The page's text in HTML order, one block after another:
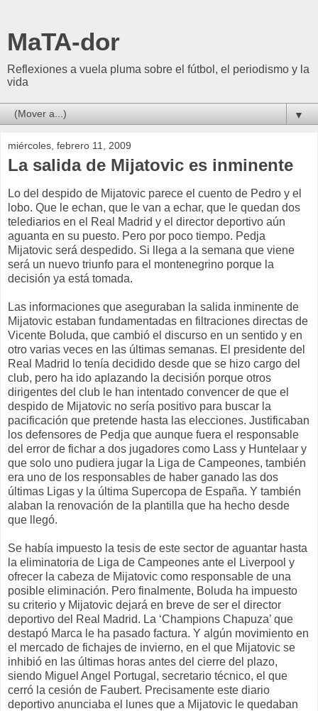
MaTA-dor
Reflexiones a vuela pluma sobre el fútbol, el periodismo y la
vida
▼
miércoles, febrero 11, 2009
La salida de Mijatovic es inminente
Lo del despido de Mijatovic parece el cuento de Pedro y el
lobo. Que le echan, que le van a echar, que le quedan dos
telediarios en el Real Madrid y el director deportivo aún
aguanta en su puesto. Pero por poco tiempo. Pedja
Mijatovic será despedido. Si llega a la semana que viene
será un nuevo triunfo para el montenegrino porque la
decisión ya está tomada.
Las informaciones que aseguraban la salida inminente de
Mijatovic estaban fundamentadas en filtraciones directas de
Vicente Boluda, que cambió el discurso en un sentido y en
otro varias veces en las últimas semanas. El presidente del
Real Madrid lo tenía decidido desde que se hizo cargo del
club, pero ha ido aplazando la decisión porque otros
dirigentes del club le han intentado convencer de que el
despido de Mijatovic no sería positivo para buscar la
pacificación que pretende hasta las elecciones. Justificaban
los defensores de Pedja que aunque fuera el responsable
del error de fichar a dos jugadores como Lass y Huntelaar y
que solo uno pudiera jugar la Liga de Campeones, también
era uno de los responsables de haber ganado las dos
últimas Ligas y la última Supercopa de España. Y también
alaban la renovación de la plantilla que ha hecho desde
que llegó.
Se había impuesto la tesis de este sector de aguantar hasta
la eliminatoria de Liga de Campeones ante el Liverpool y
ofrecer la cabeza de Mijatovic como responsable de una
posible eliminación. Pero finalmente, Boluda ha impuesto
su criterio y Mijatovic dejará en breve de ser el director
deportivo del Real Madrid. La ‘Champions Chapuza’ que
destapó Marca le ha pasado factura. Y algún movimiento en
el mercado de fichajes de invierno, en el que Mijatovic se
inhibió en las últimas horas antes del cierre del plazo,
siendo Miguel Angel Portugal, secretario técnico, el que
cerró la cesión de Faubert. Precisamente este diario
deportivo anunciaba el lunes que a Mijatovic le quedaban